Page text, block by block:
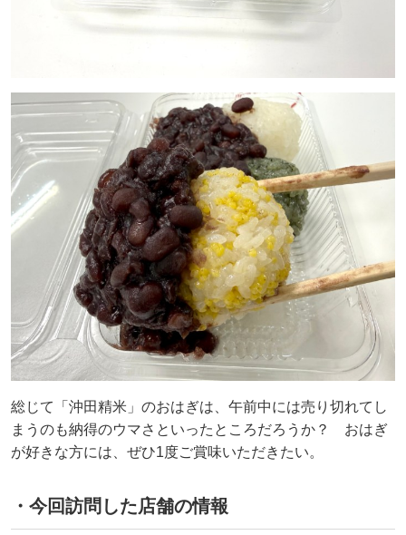
総じて「沖田精米」のおはぎは、午前中には売り切れてし
まうのも納得のウマさといったところだろうか？ おはぎ
が好きな方には、ぜひ1度ご賞味いただきたい。
・今回訪問した店舗の情報